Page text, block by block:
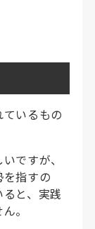
いるもの
ですが、
指すの
と、実践
。